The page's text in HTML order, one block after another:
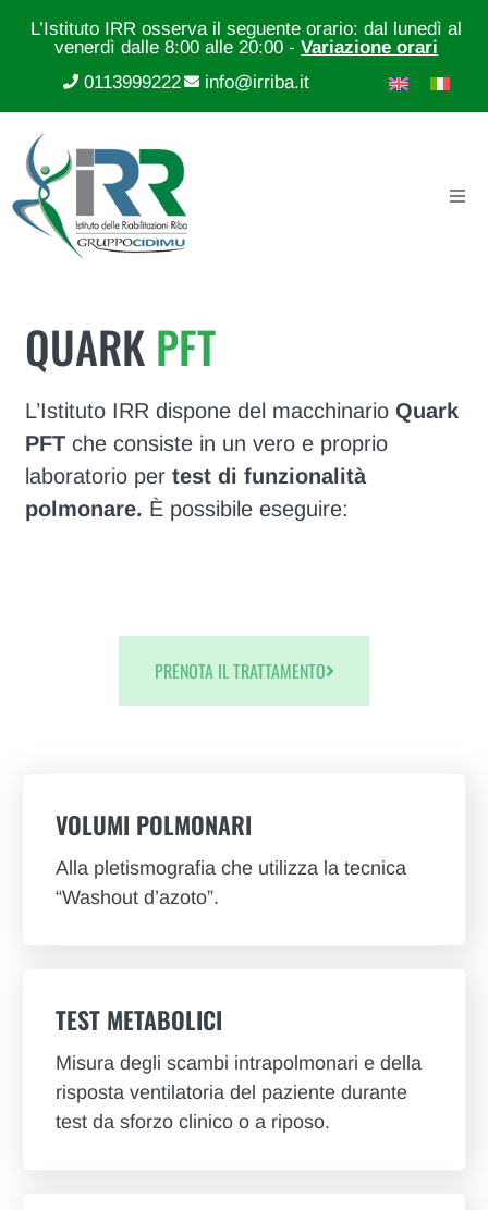
L’Istituto IRR osserva il seguente orario: dal lunedì al
venerdì dalle 8:00 alle 20:00 -Variazione orari
0113999222
info@irriba.it
QUARK PFT
L’Istituto IRR dispone del macchinarioQuark
PFT che consiste in un vero e proprio
laboratorio per test di funzionalità
polmonare. È possibile eseguire:
PRENOTA IL TRATTAMENTO
VOLUMI POLMONARI
Alla pletismografia che utilizza la tecnica
“Washout d’azoto”.
TEST METABOLICI
Misura degli scambi intrapolmonari e della
risposta ventilatoria del paziente durante
test da sforzo clinico o a riposo.